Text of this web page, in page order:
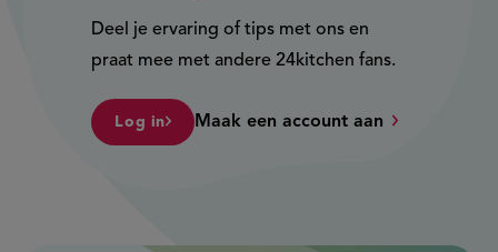
Deel je ervaring of tips met ons en
praat mee met andere 24kitchen fans.
Log in Maak een account aan